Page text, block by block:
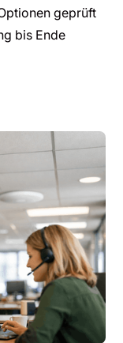
geprüft
bis Ende